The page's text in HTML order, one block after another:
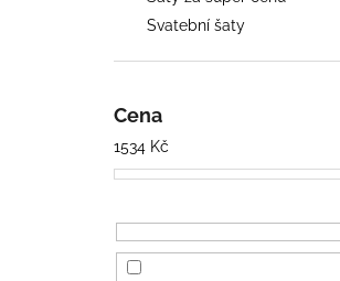
Svatební šaty
Cena
1534 Kč
2 054 Kč